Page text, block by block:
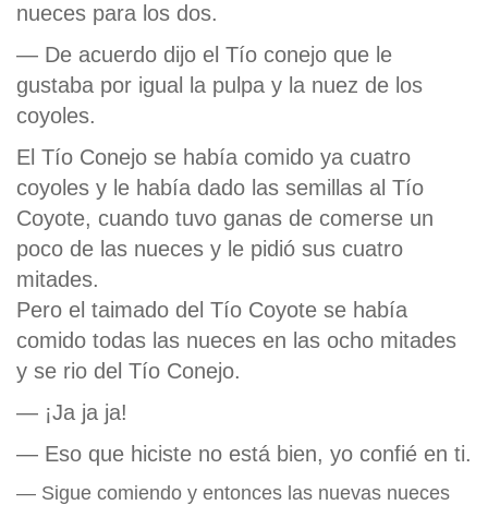
nueces para los dos.
— De acuerdo dijo el Tío conejo que le
gustaba por igual la pulpa y la nuez de los
coyoles.
El Tío Conejo se había comido ya cuatro
coyoles y le había dado las semillas al Tío
Coyote, cuando tuvo ganas de comerse un
poco de las nueces y le pidió sus cuatro
mitades.
Pero el taimado del Tío Coyote se había
comido todas las nueces en las ocho mitades
y se rio del Tío Conejo.
— ¡Ja ja ja!
— Eso que hiciste no está bien, yo confié en ti.
— Sigue comiendo y entonces las nuevas nueces